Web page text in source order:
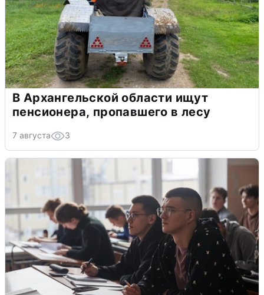
В Архангельской области ищут
пенсионера, пропавшего в лесу
7 августа 3